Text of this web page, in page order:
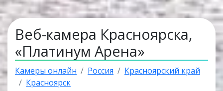
Веб-камера Красноярска,
«Платинум Арена»
Камеры онлайн Россия
Красноярский край
Красноярск